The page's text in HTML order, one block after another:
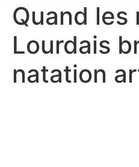
Quand les
Lourdais
natation